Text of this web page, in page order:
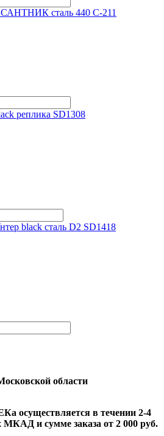
сталь 440 C-211
реплика SD1308
black сталь D2 SD1418
области
осуществляется в течении 2-4
МКАД и сумме заказа от 2 000 руб.